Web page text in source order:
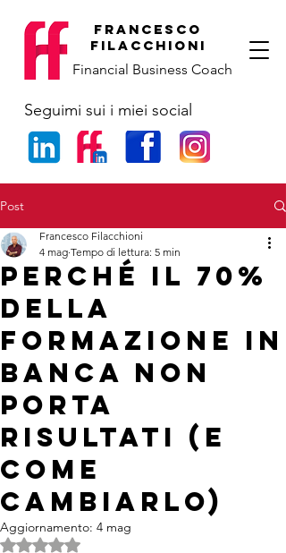
francesco
filacchioni
Financial Business Coach
Seguimi sui i miei social
Post
Perché il 70%
della
formazione in
banca non
porta
risultati (e
come
cambiarlo)
Francesco Filacchioni
4 mag Tempo di lettura: 5 min
Aggiornamento: 4 mag
Valutazione NaN stelle su 5.